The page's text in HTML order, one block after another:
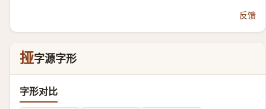
反馈
挜字源字形
字形对比